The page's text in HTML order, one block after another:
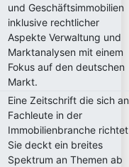
und Geschäftsimmobilien
inklusive rechtlicher
Aspekte Verwaltung und
Marktanalysen mit einem
Fokus auf den deutschen
Markt.
Eine Zeitschrift die sich an
Fachleute in der
Immobilienbranche
Sie deckt ein breites
Spektrum an Themen ab